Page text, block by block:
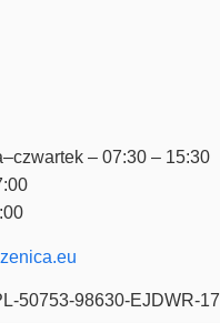
– 07:30 – 15:30
50753-98630-EJDWR-17